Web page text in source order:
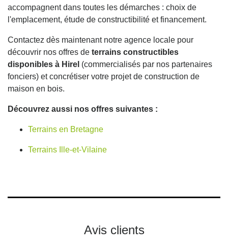
accompagnent dans toutes les démarches : choix de
l'emplacement, étude de constructibilité et financement.
Contactez dès maintenant notre agence locale pour
découvrir nos offres de terrains constructibles
disponibles à Hirel (commercialisés par nos partenaires
fonciers) et concrétiser votre projet de construction de
maison en bois.
Découvrez aussi nos offres suivantes :
Terrains en Bretagne
Terrains Ille-et-Vilaine
Avis clients